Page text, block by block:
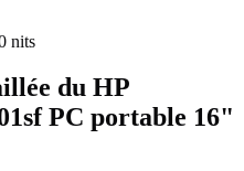
nits
du HP
PC portable 16"